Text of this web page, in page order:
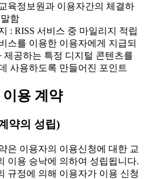
육정보원과 이용자간의 체결하
함
: RISS 서비스 중 마일리지 적립
스를 이용한 이용자에게 지급되
제공하는 특정 디지털 콘텐츠를
사용하도록 만들어진 포인트
용 계약
약의 성립)
은 이용자의 이용신청에 대한 교
이용 승낙에 의하여 성립됩니다.
규정에 의해 이용자가 이용 신청